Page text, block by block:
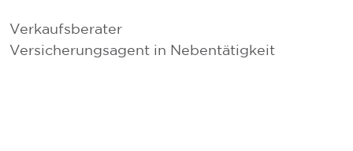
Verkaufsberater
Versicherungsagent in Nebentätigkeit